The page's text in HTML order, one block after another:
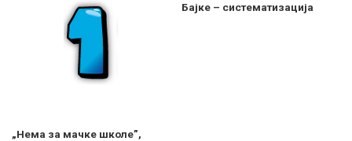
„Нема за мачке школе”,
Бајке – систематизација